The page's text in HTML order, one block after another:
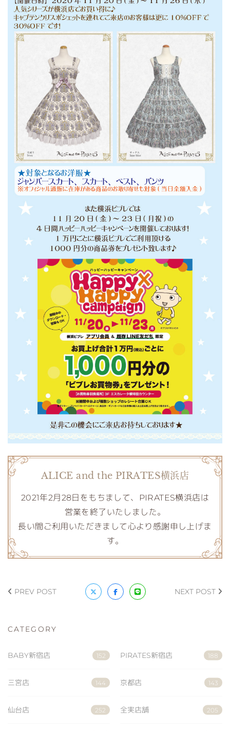
ALICE and the PIRATES横浜店
2021年2月28日をもちまして、PIRATES横浜店は
営業を終了いたしました。
長い間ご利用いただきまして心より感謝申し上げま
す。
PREV POST NEXT POST
CATEGORY
BABY新宿店 152 PIRATES新宿店 188
三宮店 144 京都店 143
仙台店 252 全実店舗 205